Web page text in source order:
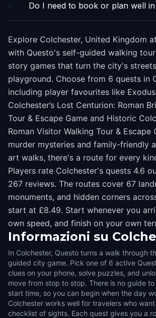
Do I need to book or plan well
Explore Colchester, United Kingdom
with Questo's self-guided walking
story games that turn the city's
playground. Choose from 6 quests in
including player favourites like
Colchester’s Lost Centurion: Roman
Tour & Escape Game and Historic
Roman Visitor Walking Tour & Escape
murder mysteries and family-friendly
art walks, there's a route for every
Players rate Colchester's quests 4.6
267 reviews. The routes cover 67
monuments, and hidden corners
start at £8.49. Start whenever you
own speed, and finish on your own
Informazioni su
In Colchester, Questo turns a walk through
guided city game. Pick one of 6 active
clues on your phone, solve puzzles, and
move from stop to stop. There is no guide
start time, so you can begin when the day
Colchester works well for travelers who
checklist of sights. Each quest gives you a